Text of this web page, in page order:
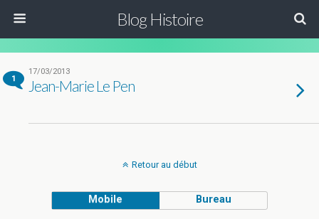
Blog Histoire
1
17/03/2013
Jean-Marie Le Pen
Retour au début
Mobile Bureau